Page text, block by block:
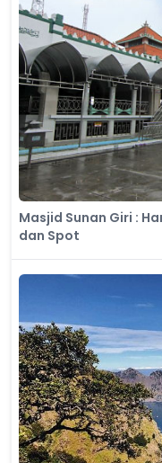
Masjid Sunan Giri :
dan Spot